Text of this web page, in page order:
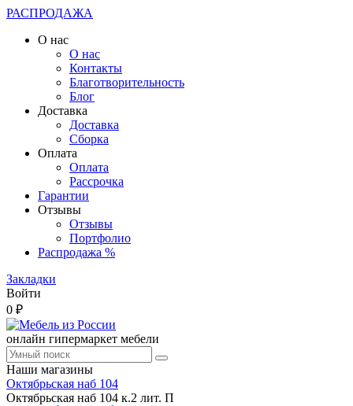
РАСПРОДАЖА
О нас
О нас
Контакты
Благотворительность
Блог
Доставка
Доставка
Сборка
Оплата
Оплата
Рассрочка
Гарантии
Отзывы
Отзывы
Портфолио
Распродажа %
Закладки
Войти
0 ₽
онлайн гипермаркет мебели
Наши магазины
Октябрьская наб 104
Октябрьская наб 104 к.2 лит. П